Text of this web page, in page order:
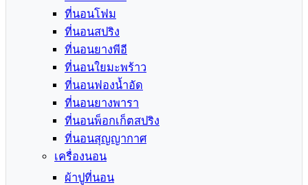
ที่นอนโฟม
ที่นอนสปริง
ที่นอนยางพีอี
ที่นอนใยมะพร้าว
ที่นอนฟองน้ำอัด
ที่นอนยางพารา
ที่นอนพ็อกเก็ตสปริง
ที่นอนสุญญากาศ
เครื่องนอน
ผ้าปูที่นอน